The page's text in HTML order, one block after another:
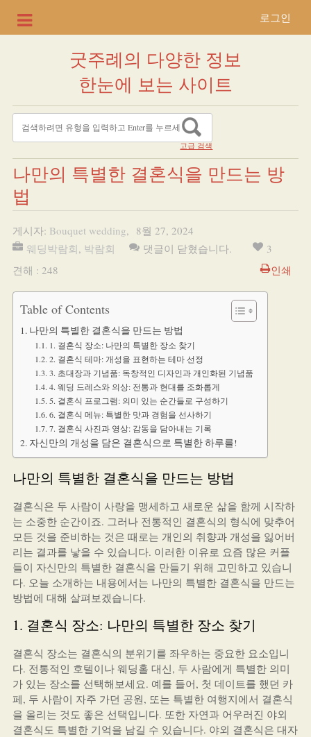
로그인
굿주례의 다양한 정보
한눈에 보는 사이트
고급 검색
나만의 특별한 결혼식을 만드는 방
법
게시자: Bouquet wedding, 8월 27, 2024
웨딩박람회, 박람회 댓글이 닫혔습니다.
3
견해 : 248
인쇄
Table of Contents
나만의 특별한 결혼식을 만드는 방법
1. 결혼식 장소: 나만의 특별한 장소 찾기
2. 결혼식 테마: 개성을 표현하는 테마 선정
3. 초대장과 기념품: 독창적인 디자인과 개인화된 기념품
4. 웨딩 드레스와 의상: 전통과 현대를 조화롭게
5. 결혼식 프로그램: 의미 있는 순간들로 구성하기
6. 결혼식 메뉴: 특별한 맛과 경험을 선사하기
7. 결혼식 사진과 영상: 감동을 담아내는 기록
자신만의 개성을 담은 결혼식으로 특별한 하루를!
나만의 특별한 결혼식을 만드는 방법
결혼식은 두 사람이 사랑을 맹세하고 새로운 삶을 함께 시작하
는 소중한 순간이죠. 그러나 전통적인 결혼식의 형식에 맞추어
모든 것을 준비하는 것은 때로는 개인의 취향과 개성을 잃어버
리는 결과를 낳을 수 있습니다. 이러한 이유로 요즘 많은 커플
들이 자신만의 특별한 결혼식을 만들기 위해 고민하고 있습니
다. 오늘 소개하는 내용에서는 나만의 특별한 결혼식을 만드는
방법에 대해 살펴보겠습니다.
1. 결혼식 장소: 나만의 특별한 장소 찾기
결혼식 장소는 결혼식의 분위기를 좌우하는 중요한 요소입니
다. 전통적인 호텔이나 웨딩홀 대신, 두 사람에게 특별한 의미
가 있는 장소를 선택해보세요. 예를 들어, 첫 데이트를 했던 카
페, 두 사람이 자주 가던 공원, 또는 특별한 여행지에서 결혼식
을 올리는 것도 좋은 선택입니다. 또한 자연과 어우러진 야외
결혼식도 특별한 기억을 남길 수 있습니다. 야외 결혼식은 대자